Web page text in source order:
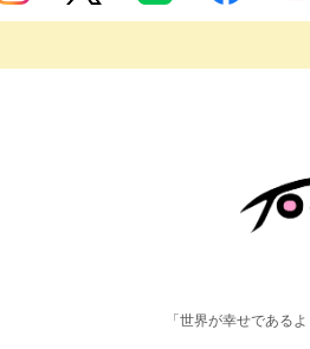
「世界が幸せである